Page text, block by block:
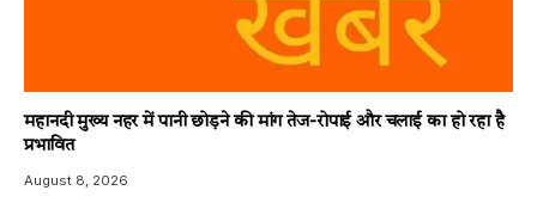
महानदी मुख्य नहर में पानी छोड़ने की मांग तेज-रोपाई और चलाई का हो रहा है
प्रभावित
August 8, 2026